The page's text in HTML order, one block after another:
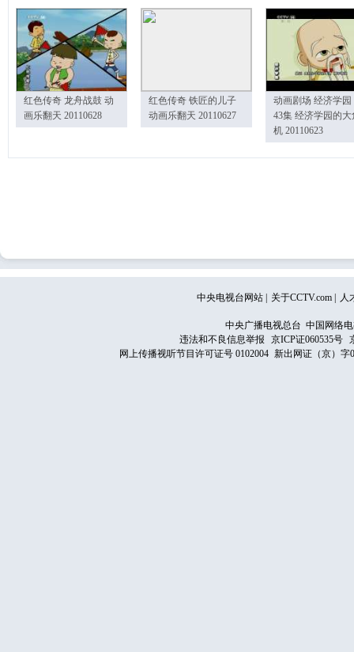
红色传奇 龙舟战鼓 动
画乐翻天 20110628
红色传奇 铁匠的儿子
动画乐翻天 20110627
动画剧场 经济学园
43集 经济学园的大
机 20110623
中央电视台网站 关于CCTV.com 人
中央广播电视总台 中国网络
违法和不良信息举报
京ICP证060535号
网上传播视听节目许可证号 0102004 新出网证（京）